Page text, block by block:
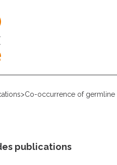
>Co-occurrence of germline
publications